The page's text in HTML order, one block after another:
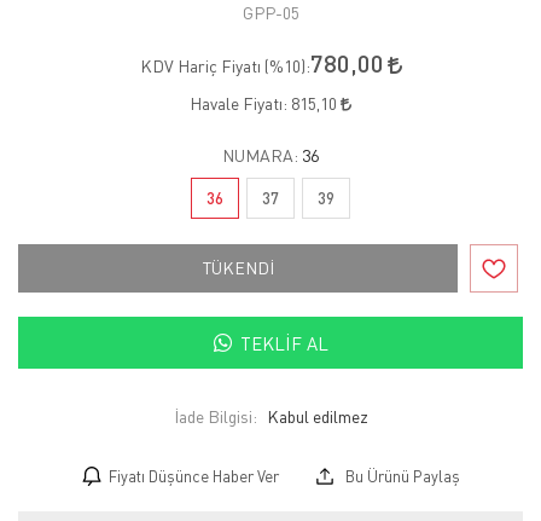
GPP-05
KDV Hariç Fiyatı (%10):780,00
Havale Fiyatı: 815,10
NUMARA: 36
36 37 39
TÜKENDİ
TEKLIF AL
İade Bilgisi:
Fiyatı Düşünce Haber Ver Bu Ürünü Paylaş